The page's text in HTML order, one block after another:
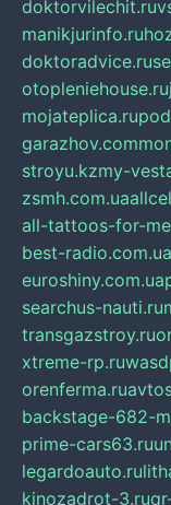
doktorvilechit.ru
manikjurinfo.ru
doktoradvice.ru
otopleniehouse.ru
mojateplica.ru
garazhov.com
stroyu.kzmy-
zsmh.com.ua
all-tattoos-for-
best-radio.com.ua
euroshiny.com.ua
searchus-nauti.ru
transgazstroy.ru
xtreme-rp.ru
orenferma.ru
backstage-682-
prime-cars63.ru
legardoauto.ru
kinozadrot-3.ru